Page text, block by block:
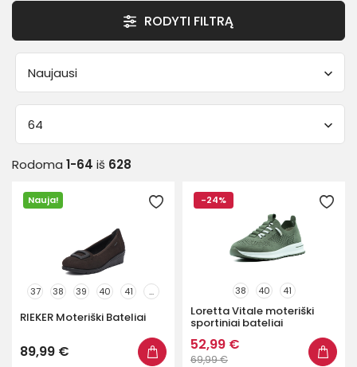
14€
Dydis
35 35.5 36 37
38 38.5 40.5
Tipas
Aukštakulniai 107
RODYTI FILTRĄ
Naujausi
64
Rodoma 1-64 iš 628
Nauja!
37 38 39 40 41 ...
RIEKER Moteriški Bateliai
89,99 €
-24%
38 40 41
Loretta Vitale moteriški
sportiniai bateliai
52,99 €
69,99 €